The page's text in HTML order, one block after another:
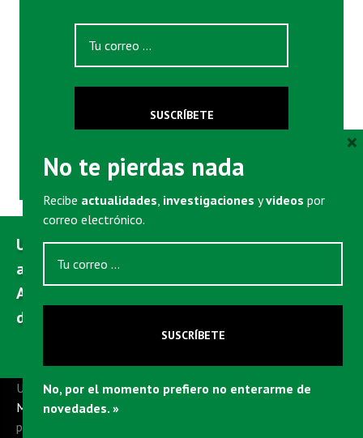
SUSCRÍBETE
UFM Market Trends es un servicio gratuito y
accesible para todos.
Ayúdanos a seguir publicando con una
donación.
UFM Market Trends es un proyecto de laUniversidad Francisco
Marroquín,una universidad privada sin ánimo de lucro con sede
principal en Guatemala. Nuestras gráficas, artículos y videos
No te pierdas nada
Recibe actualidades, investigaciones yvideos por
correo electrónico.
SUSCRÍBETE
No, por el momento prefiero no enterarme de
novedades. »
×